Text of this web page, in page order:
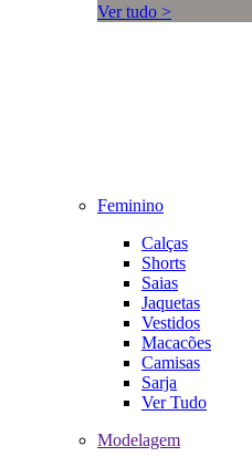
Ver tudo >
Feminino
Calças
Shorts
Saias
Jaquetas
Vestidos
Macacões
Camisas
Sarja
Ver Tudo
Modelagem